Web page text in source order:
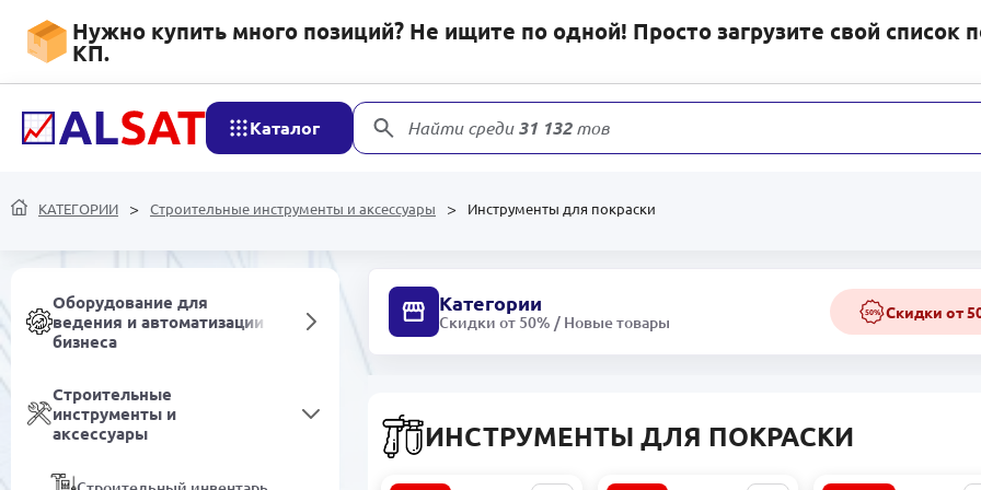
Нужно купить много позиций? Не ищите по одной! Просто загрузите свой список
КП.
Каталог Найти среди31 132товаров
КАТЕГОРИИ Строительные инструменты и аксессуары Инструменты для покраски
Полиэтилена
Мебель
Электротехническое
Специализированная
Оборудование для
ведения и автоматизации
бизнеса
Строительные
инструменты и
аксессуары
Категории
Скидки от 50% / Новые товары
50% Скидки от
ИНСТРУМЕНТЫ ДЛЯ ПОКРАСКИ